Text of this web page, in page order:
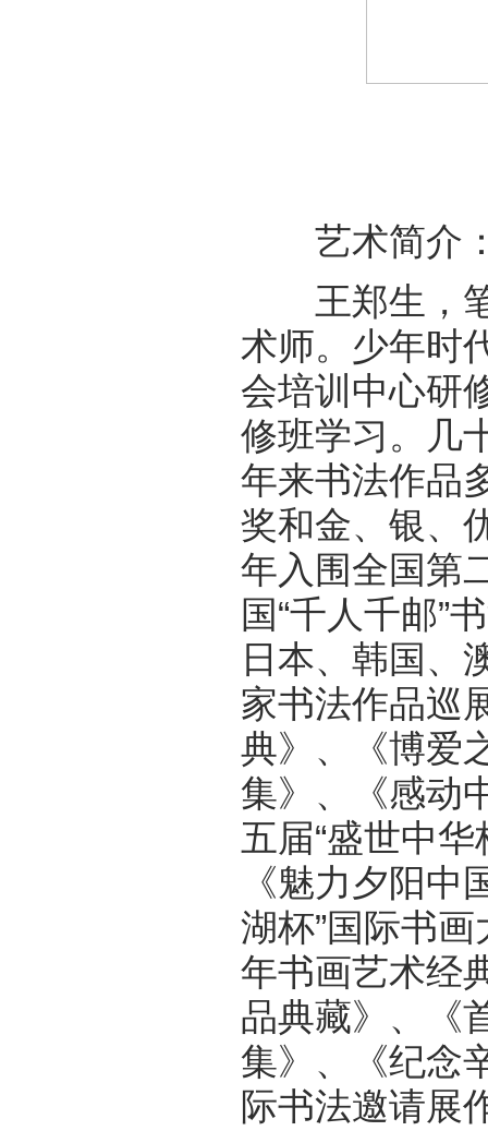
艺术简介
王郑生，笔
术师。少年时
会培训中心研
修班学习。几
年来书法作品
奖和金、银、
年入围全国第
国“千人千邮”
日本、韩国、
家书法作品巡
典》、《博爱
集》、《感动
五届“盛世中
《魅力夕阳
湖杯”国际书
年书画艺术经
品典藏》、《
集》、《纪念
际书法邀请展